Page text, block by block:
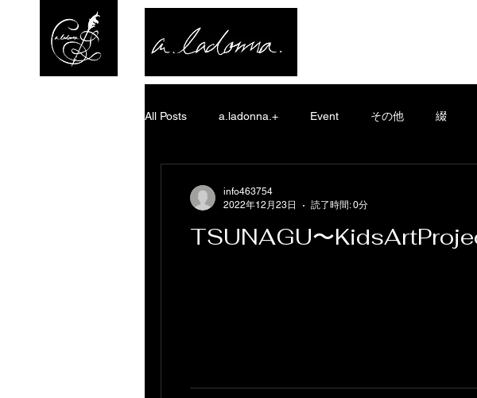
All Posts a.ladonna.+ Event その他 綴
a.ladonna.+ お知らせ Message 3D design
TSUNAGU〜
info463754
2022年12月23日
読了時間: 0分